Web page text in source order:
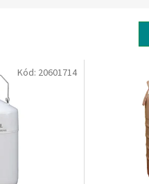
Kód: 20601714